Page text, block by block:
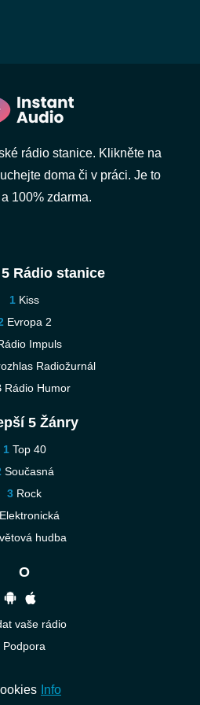
rádio stanice. Klikněte na
doma či v práci. Je to
100% zdarma.
Rádio stanice
Kiss
Evropa 2
Impuls
Radiožurnál
Rádio Humor
5 Žánry
Top 40
Současná
Rock
Elektronická
hudba
O
vaše rádio
Podpora
Info